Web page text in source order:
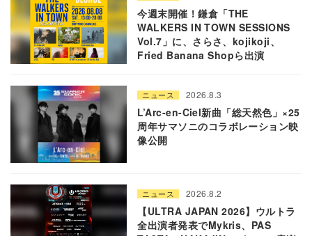
今週末開催！鎌倉「THE
WALKERS IN TOWN SESSIONS
Vol.7」に、さらさ、kojikoji、
Fried Banana Shopら出演
ニュース 2026.8.3
L’Arc-en-Ciel新曲「総天然色」×25
周年サマソニのコラボレーション映
像公開
ニュース 2026.8.2
【ULTRA JAPAN 2026】ウルトラ
全出演者発表でMykris、PAS